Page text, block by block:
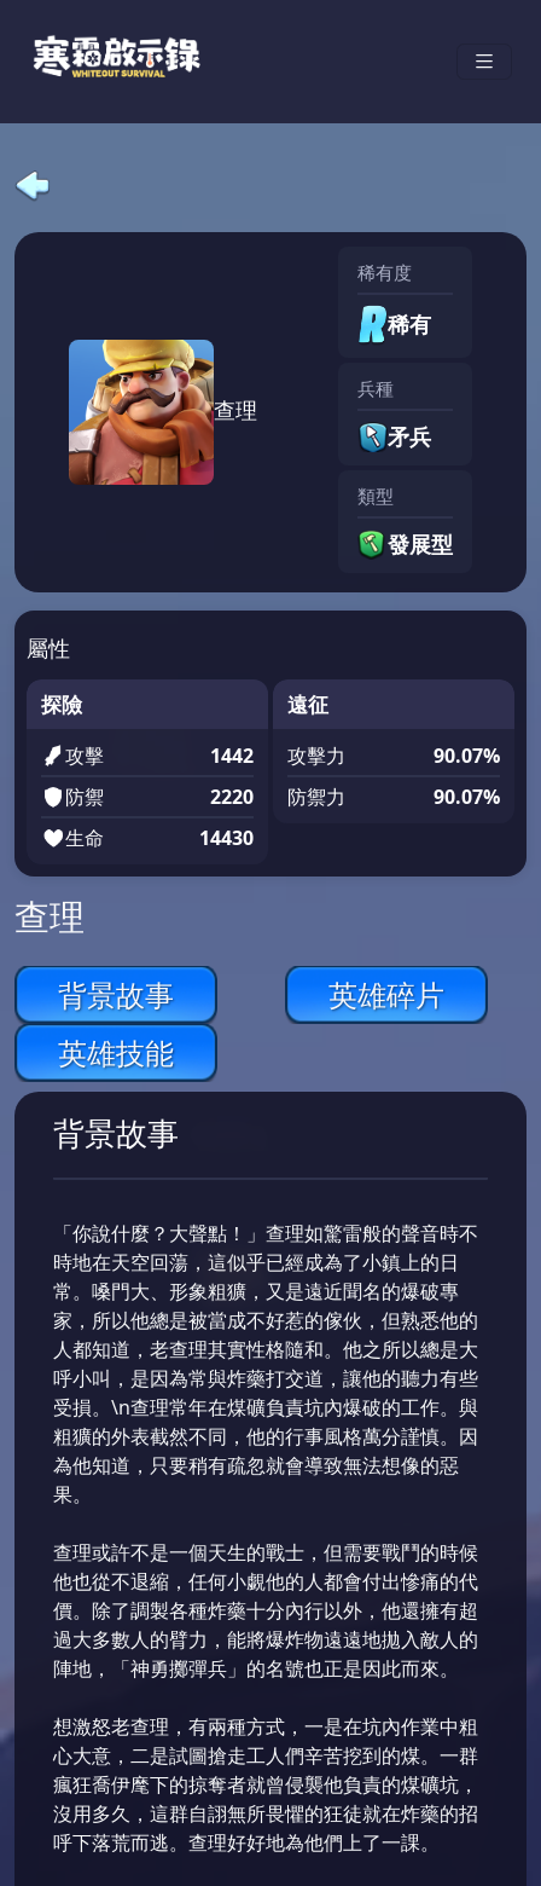
查理
稀有度
稀有
兵種
矛兵
類型
發展型
屬性
探險
攻擊
1442
防禦
2220
生命
14430
遠征
攻擊力
90.07%
防禦力
90.07%
查理
背景故事
英雄碎片
英雄技能
背景故事
「你說什麼？大聲點！」查理如驚雷般的聲音時不
時地在天空回蕩，這似乎已經成為了小鎮上的日
常。嗓門大、形象粗獷，又是遠近聞名的爆破專
家，所以他總是被當成不好惹的傢伙，但熟悉他的
人都知道，老查理其實性格隨和。他之所以總是大
呼小叫，是因為常與炸藥打交道，讓他的聽力有些
受損。\n查理常年在煤礦負責坑內爆破的工作。與
粗獷的外表截然不同，他的行事風格萬分謹慎。因
為他知道，只要稍有疏忽就會導致無法想像的惡
果。
查理或許不是一個天生的戰士，但需要戰鬥的時候
他也從不退縮，任何小覷他的人都會付出慘痛的代
價。除了調製各種炸藥十分內行以外，他還擁有超
過大多數人的臂力，能將爆炸物遠遠地拋入敵人的
陣地，「神勇擲彈兵」的名號也正是因此而來。
想激怒老查理，有兩種方式，一是在坑內作業中粗
心大意，二是試圖搶走工人們辛苦挖到的煤。一群
瘋狂喬伊麾下的掠奪者就曾侵襲他負責的煤礦坑，
沒用多久，這群自詡無所畏懼的狂徒就在炸藥的招
呼下落荒而逃。查理好好地為他們上了一課。